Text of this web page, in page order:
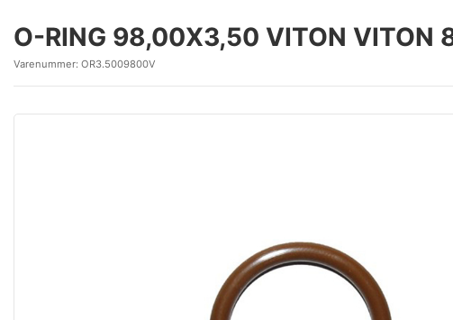
O-RING 98,00X3,50 VITON VITON
Varenummer: OR3.5009800V